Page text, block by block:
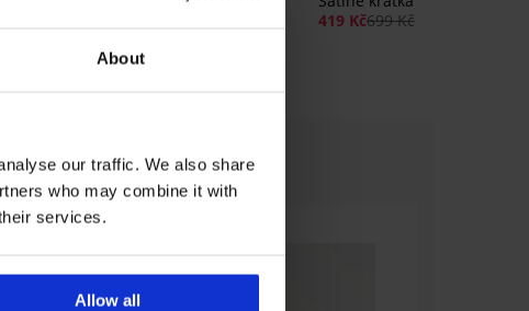
About
our traffic. We also share
who may combine it with
services.
Allow all
419 Kč699 Kč